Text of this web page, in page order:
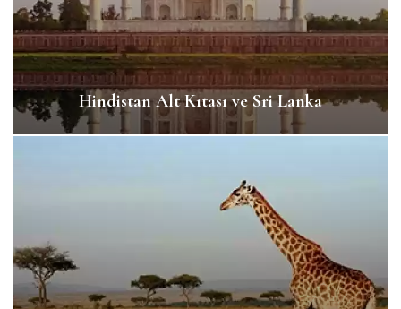
Hindistan Alt Kıtası ve Sri Lanka